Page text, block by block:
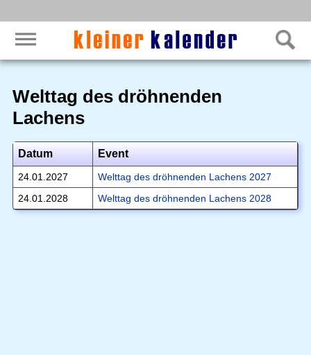
Welttag des dröhnenden
Lachens
Datum Event
24.01.2027
Welttag des dröhnenden Lachens 2027
24.01.2028
Welttag des dröhnenden Lachens 2028